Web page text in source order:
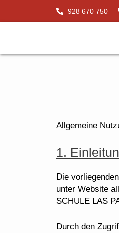
928 670 750
Allgemeine
1.
Die
unter Website
SCHULE LAS
Durch den